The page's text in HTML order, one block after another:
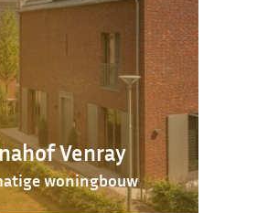
Venray
woningbouw